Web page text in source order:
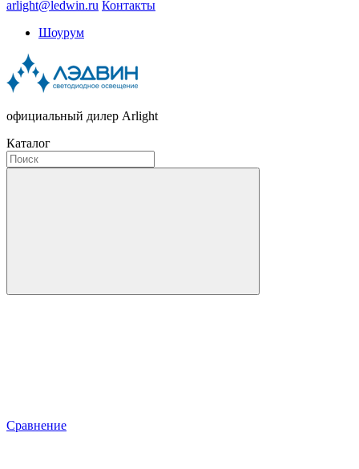
arlight@ledwin.ru Контакты
Шоурум
официальный дилер Arlight
Каталог
Сравнение